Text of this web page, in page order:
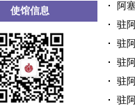
使馆信息
阿
驻
驻
驻
驻
驻